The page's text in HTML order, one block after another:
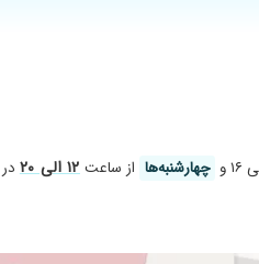
و چهارشنبه‌ها از ساعت۱۲ الی ۲۰